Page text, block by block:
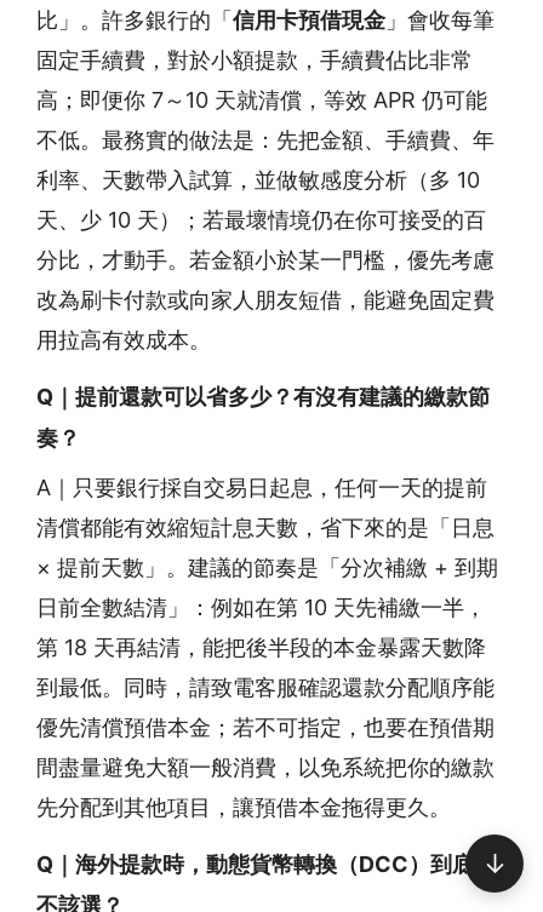
比」。許多銀行的「 信用卡預借現金」會收每筆
固定手續費，對於小額提款，手續費佔比非常
高；即便你 7～10 天就清償，等效 APR 仍可能
不低。最務實的做法是：先把金額、手續費、年
利率、天數帶入試算，並做敏感度分析（多 10
天、少 10 天）；若最壞情境仍在你可接受的百
分比，才動手。若金額小於某一門檻，優先考慮
改為刷卡付款或向家人朋友短借，能避免固定費
用拉高有效成本。
Q｜提前還款可以省多少？有沒有建議的繳款節
奏？
A｜只要銀行採自交易日起息，任何一天的提前
清償都能有效縮短計息天數，省下來的是「日息
× 提前天數」。建議的節奏是「分次補繳 + 到期
日前全數結清」：例如在第 10 天先補繳一半，
第 18 天再結清，能把後半段的本金暴露天數降
到最低。同時，請致電客服確認還款分配順序能
優先清償預借本金；若不可指定，也要在預借期
間盡量避免大額一般消費，以免系統把你的繳款
先分配到其他項目，讓預借本金拖得更久。
Q｜海外提款時，動態貨幣轉換（DCC）到底該
不該選？
↓